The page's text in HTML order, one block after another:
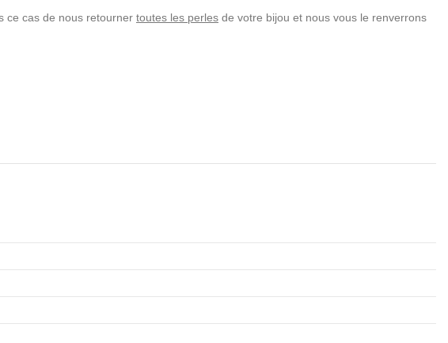
ce cas de nous retourner toutes les perles de votre bijou et nous vous le renverrons